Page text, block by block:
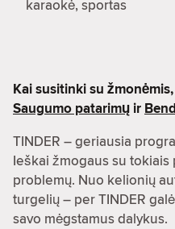
karaokė, sportas
Kai susitinki su
Saugumo patarimų ir
TINDER – geriausia
Ieškai žmogaus su
problemų. Nuo kelionių
turgelių – per TINDER
savo mėgstamus dalykus.